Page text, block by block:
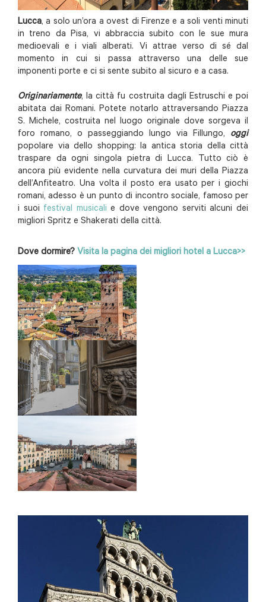
Lucca, a solo un’ora a ovest di Firenze e a soli venti minuti
in treno da Pisa, vi abbraccia subito con le sue mura
medioevali e i viali alberati. Vi attrae verso di sé dal
momento in cui si passa attraverso una delle sue
imponenti porte e ci si sente subito al sicuro e a casa.
Originariamente, la città fu costruita dagli Estruschi e poi
abitata dai Romani. Potete notarlo attraversando Piazza
S. Michele, costruita nel luogo originale dove sorgeva il
foro romano, o passeggiando lungo via Fillungo, oggi
popolare via dello shopping: la antica storia della città
traspare da ogni singola pietra di Lucca. Tutto ciò è
ancora più evidente nella curvatura dei muri della Piazza
dell’Anfiteatro. Una volta il posto era usato per i giochi
romani, adesso è un punto di incontro sociale, famoso per
i suoi festival musicalie dove vengono serviti alcuni dei
migliori Spritz e Shakerati della città.
Dove dormire? Visita la pagina dei migliori hotel a Lucca>>